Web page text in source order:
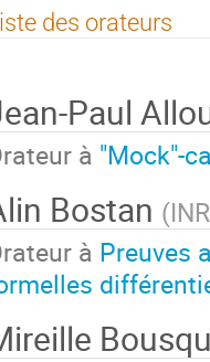
des orateurs
Paul
à "Mock"-
Bostan (
à Preuves